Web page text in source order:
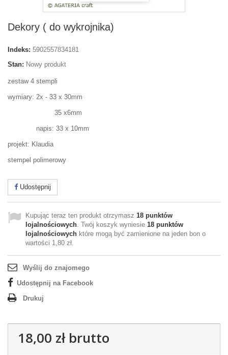
Dekory ( do wykrojnika)
Indeks: 5902557834181
Stan: Nowy produkt
zestaw 4 stempli
wymiary: 2x - 33 x 30mm
35 x6mm
napis: 33 x 10mm
projekt: Klaudia
stempel polimerowy
Udostępnij
Kupując teraz ten produkt otrzymasz 18 punktów
lojalnościowych. Twój koszyk wyniesie 18 punktów
lojalnościowych które mogą być zamienione na jeden bon o
wartości 1,80 zł.
Wyślij do znajomego
Udostępnij na Facebook
Drukuj
18,00 złbrutto